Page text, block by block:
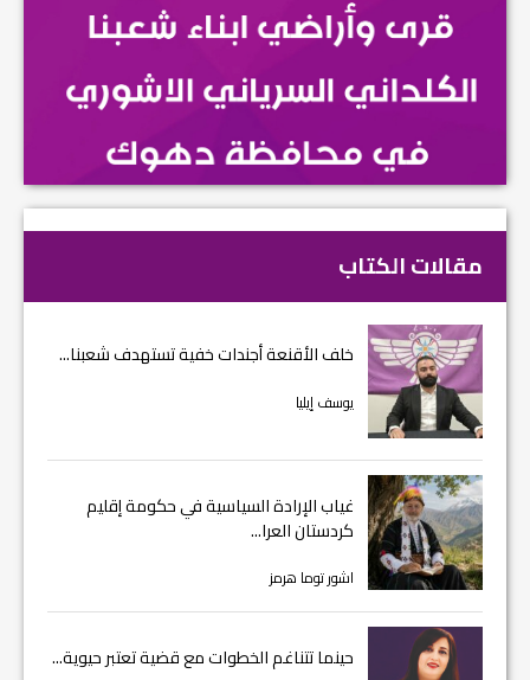
مقالات الكتاب
خلف الأقنعة أجندات خفية تستهدف شعبنا...
يوسف إيليا
غياب الإرادة السياسية في حكومة إقليم
كردستان العرا...
اشور توما هرمز
حينما تتناغم الخطوات مع قضية تعتبر حيوية...